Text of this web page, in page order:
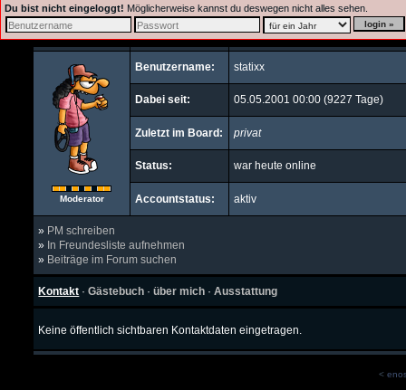
Du bist nicht eingeloggt! Möglicherweise kannst du deswegen nicht alles sehen.
Moderator
Benutzername: statixx
Dabei seit: 05.05.2001 00:00 (9227 Tage)
Zuletzt im Board: privat
Status: war heute online
Accountstatus: aktiv
» PM schreiben
» In Freundesliste aufnehmen
» Beiträge im Forum suchen
Kontakt ·Gästebuch ·über mich ·Ausstattung
Keine öffentlich sichtbaren Kontaktdaten eingetragen.
<